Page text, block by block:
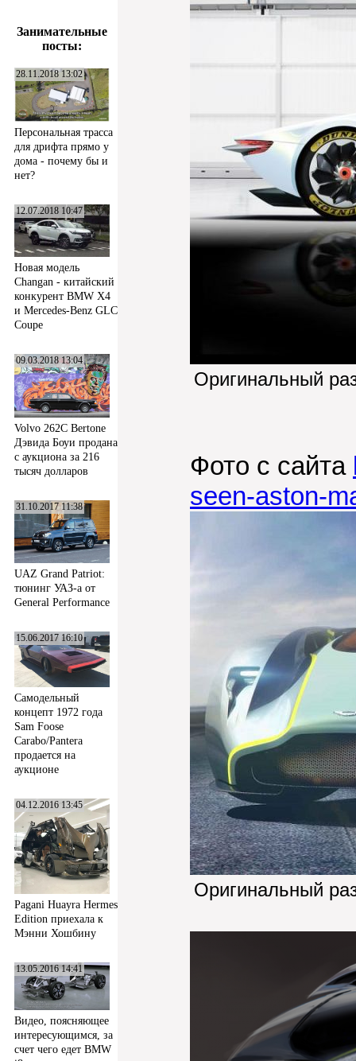
Занимательные
посты:
28.11.2018 13:02
Персональная трасса
для дрифта прямо у
дома - почему бы и
нет?
12.07.2018 10:47
Новая модель
Changan - китайский
конкурент BMW X4
и Mercedes-Benz GLC
Coupe
09.03.2018 13:04
Volvo 262C Bertone
Дэвида Боуи продана
с аукциона за 216
тысяч долларов
31.10.2017 11:38
UAZ Grand Patriot:
тюнинг УАЗ-а от
General Performance
15.06.2017 16:10
Самодельный
концепт 1972 года
Sam Foose
Carabo/Pantera
продается на
аукционе
04.12.2016 13:45
Pagani Huayra Hermes
Edition приехала к
Мэнни Хошбину
13.05.2016 14:41
Видео, поясняющее
интересующимся, за
счет чего едет BMW
Оригинальный
Фото с сайта
seen-aston-
Оригинальный